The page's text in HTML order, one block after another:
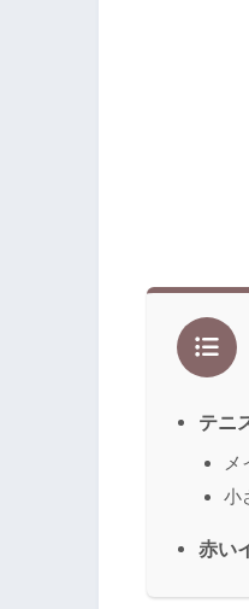
テニ
メ
小
赤い